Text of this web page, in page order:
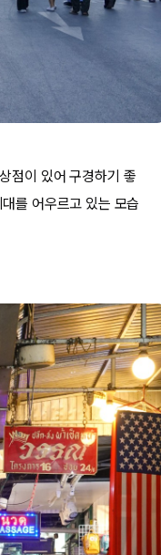
점이 있어 구경하기 좋
를 어우르고 있는 모습